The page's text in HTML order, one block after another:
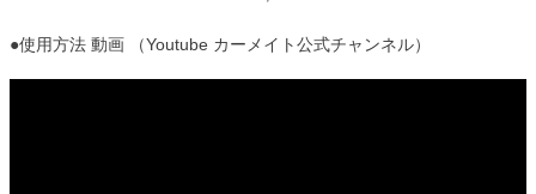
●使用方法 動画 （Youtube カーメイト公式チャンネル）